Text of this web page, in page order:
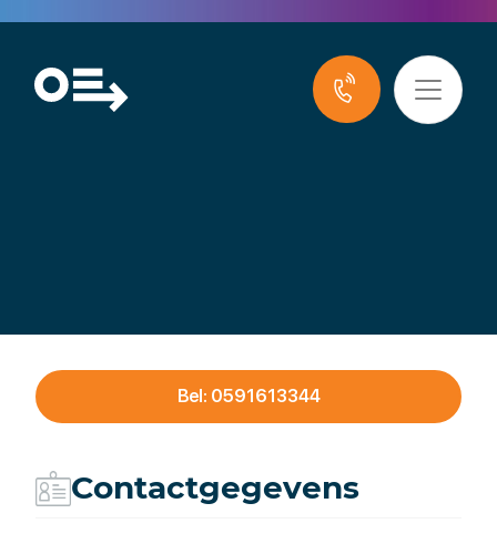
Installatiegroep B.V.
Bel: 0591613344
Contactgegevens